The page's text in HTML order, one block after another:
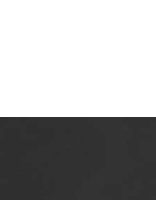
1990, nr 40
Zakładów